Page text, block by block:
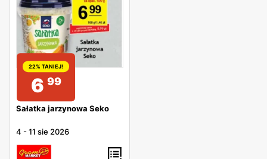
22% TANIEJ!
6 99
Sałatka jarzynowa Seko
4 -11 sie 2026